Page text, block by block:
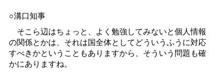
○溝口知事
そこら辺はちょっと、よく勉強してみないと個人情報
の関係とかは、それは国全体としてどういうふうに対応
すべきかということもありますから、そういう問題も確
かにありますね。